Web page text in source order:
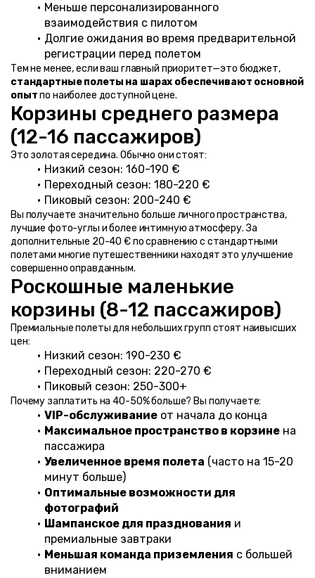
Меньше персонализированного
взаимодействия с пилотом
Долгие ожидания во время предварительной
регистрации перед полетом
Тем не менее, если ваш главный приоритет—это бюджет,
стандартные полеты на шарах обеспечивают основной
опыт по наиболее доступной цене.
Корзины среднего размера
(12-16 пассажиров)
Это золотая середина. Обычно они стоят:
Низкий сезон: 160-190 €
Переходный сезон: 180-220 €
Пиковый сезон: 200-240 €
Вы получаете значительно больше личного пространства,
лучшие фото-углы и более интимную атмосферу. За
дополнительные 20-40 € по сравнению с стандартными
полетами многие путешественники находят это улучшение
совершенно оправданным.
Роскошные маленькие
корзины (8-12 пассажиров)
Премиальные полеты для небольших групп стоят наивысших
цен:
Низкий сезон: 190-230 €
Переходный сезон: 220-270 €
Пиковый сезон: 250-300+
Почему заплатить на 40-50% больше? Вы получаете:
VIP-обслуживание от начала до конца
Максимальное пространство в корзине на
пассажира
Увеличенное время полета (часто на 15-20
минут больше)
Оптимальные возможности для
фотографий
Шампанское для празднования и
премиальные завтраки
Меньшая команда приземления с большей
вниманием